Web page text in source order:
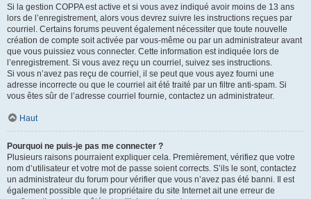
Si la gestion COPPA est active et si vous avez indiqué avoir moins de 13 ans
lors de l’enregistrement, alors vous devrez suivre les instructions reçues par
courriel. Certains forums peuvent également nécessiter que toute nouvelle
création de compte soit activée par vous-même ou par un administrateur avant
que vous puissiez vous connecter. Cette information est indiquée lors de
l’enregistrement. Si vous avez reçu un courriel, suivez ses instructions.
Si vous n’avez pas reçu de courriel, il se peut que vous ayez fourni une
adresse incorrecte ou que le courriel ait été traité par un filtre anti-spam. Si
vous êtes sûr de l’adresse courriel fournie, contactez un administrateur.
Haut
Pourquoi ne puis-je pas me connecter ?
Plusieurs raisons pourraient expliquer cela. Premièrement, vérifiez que votre
nom d’utilisateur et votre mot de passe soient corrects. S’ils le sont, contactez
un administrateur du forum pour vérifier que vous n’avez pas été banni. Il est
également possible que le propriétaire du site Internet ait une erreur de